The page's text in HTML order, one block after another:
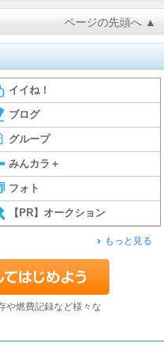
ページの先頭へ ▲
イイね！
ブログ
グループ
みんカラ＋
フォト
【PR】オークション
もっと見る
や燃費記録など様々な